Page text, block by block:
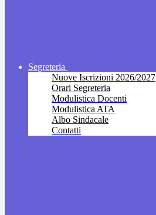
Segreteria
Nuove Iscrizioni 2026/2027
Orari Segreteria
Modulistica Docenti
Modulistica ATA
Albo Sindacale
Contatti